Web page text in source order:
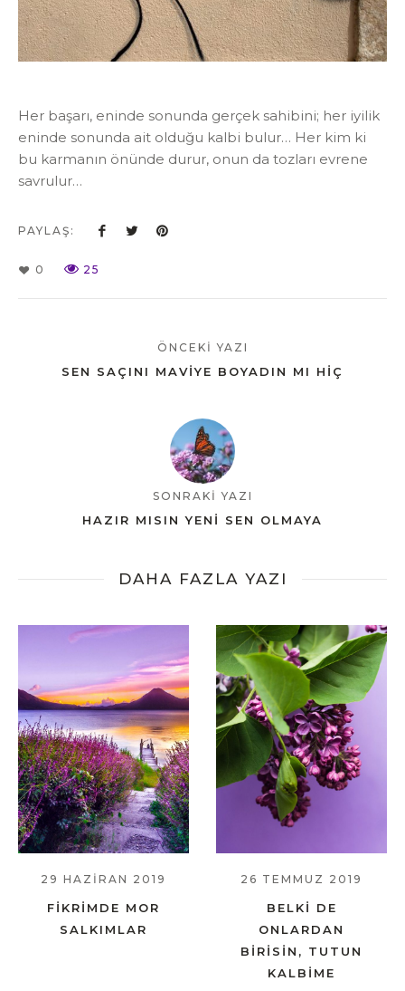
Her başarı, eninde sonunda gerçek sahibini; her iyilik
eninde sonunda ait olduğu kalbi bulur… Her kim ki
bu karmanın önünde durur, onun da tozları evrene
savrulur…
PAYLAŞ:
0 25
ÖNCEKİ YAZI
SEN SAÇINI MAVIYE BOYADIN MI HIÇ
SONRAKİ YAZI
HAZIR MISIN YENI SEN OLMAYA
DAHA FAZLA YAZI
29 HAZIRAN 2019
FIKRIMDE MOR
SALKIMLAR
26 TEMMUZ 2019
BELKI DE
ONLARDAN
BIRISIN, TUTUN
KALBIME